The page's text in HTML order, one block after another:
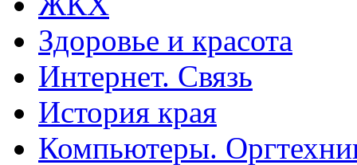
Здоровье и красота
Интернет. Связь
История края
Компьютеры.